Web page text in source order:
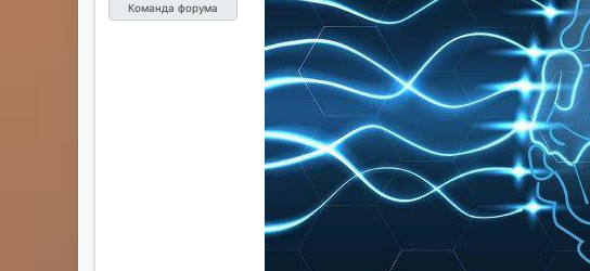
Команда форума